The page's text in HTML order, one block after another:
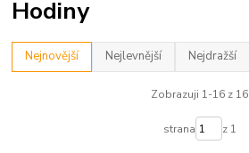
Hodiny
Nejnovější Nejlevnější Nejdražší
Zobrazuji 1-16 z 16
strana z 1